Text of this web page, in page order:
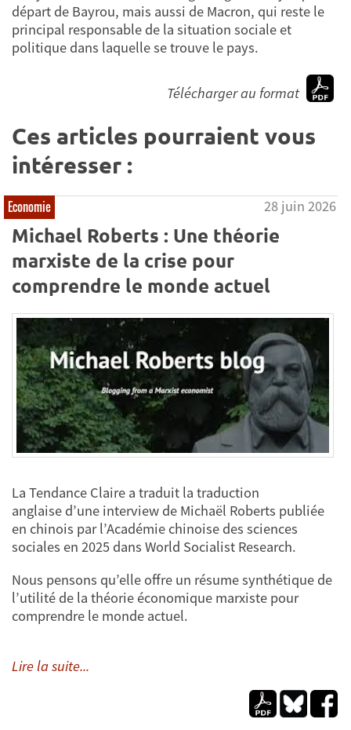
départ de Bayrou, mais aussi de Macron, qui reste le
principal responsable de la situation sociale et
politique dans laquelle se trouve le pays.
Télécharger au format
Ces articles pourraient vous
intéresser :
Economie 28 juin 2026
Michael Roberts : Une théorie
marxiste de la crise pour
comprendre le monde actuel
La Tendance Claire a traduit la traduction
anglaise d’une interview de Michaël Roberts publiée
en chinois par l’Académie chinoise des sciences
sociales en 2025 dans World Socialist Research.
Nous pensons qu’elle offre un résume synthétique de
l’utilité de la théorie économique marxiste pour
comprendre le monde actuel.
Lire la suite...